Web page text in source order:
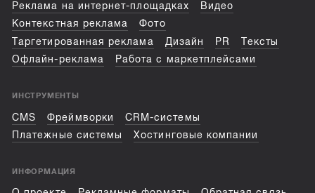
Реклама на интернет-площадках
Видео
Контекстная реклама
Фото
Таргетированная реклама
Дизайн PR
Тексты
Офлайн-реклама
Работа с маркетплейсами
ИНСТРУМЕНТЫ
CMS Фреймворки
CRM-системы
Платежные системы
Хостинговые компании
ИНФОРМАЦИЯ